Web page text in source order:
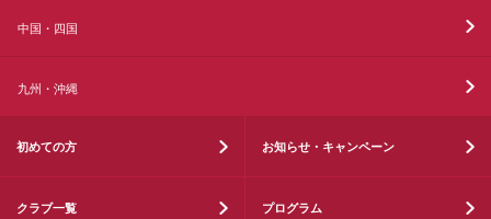
中国・四国
九州・沖縄
初めての方 お知らせ・キャンペーン
クラブ一覧 プログラム